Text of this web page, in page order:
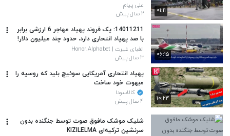
۰۱:۱۱
علی پیام
۲ سال پیش
۰۶:۱۵
14011211: یک فروند پهپاد مهاجر 6 ارزشی برابر
با صد پهپاد انتحاری دارد، حدود چند میلیون دلار!
الفبای غیرت | Honor.Alphabet
۳ سال پیش
۱۰:۲۴
پهپاد انتحاری آمریکایی سوئیچ بلید که روسیه را
مبهوت خود ساخت
کالاسودا
۴ سال پیش
شلیک موشک مافوق صوت توسط جنگنده بدون
سرنشین ترکیه‌ای KIZILELMA